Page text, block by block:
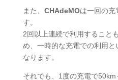
また、 CHAdeMOは一回の充
す。
2回以上連続で利用すること
め、一時的な充電での利用と
なります。
それでも、1度の充電で